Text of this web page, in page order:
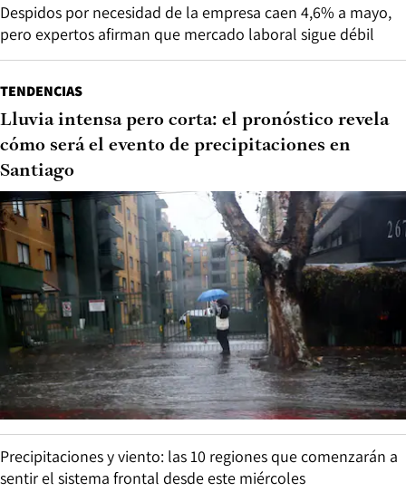
Despidos por necesidad de la empresa caen 4,6% a mayo,
pero expertos afirman que mercado laboral sigue débil
TENDENCIAS
Lluvia intensa pero corta: el pronóstico revela
cómo será el evento de precipitaciones en
Santiago
Precipitaciones y viento: las 10 regiones que comenzarán a
sentir el sistema frontal desde este miércoles